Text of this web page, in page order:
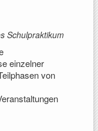
Schulpraktikum
einzelner
von